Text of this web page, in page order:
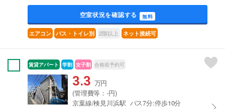
空室状況を確認する 無料
エアコン バス・トイレ別 2階以上 ネット接続可
賃貸アパート 学割 女子割 合格前予約可
3.3 万円
(管理費等：-円)
京葉線/検見川浜駅 バス7分:停歩10分